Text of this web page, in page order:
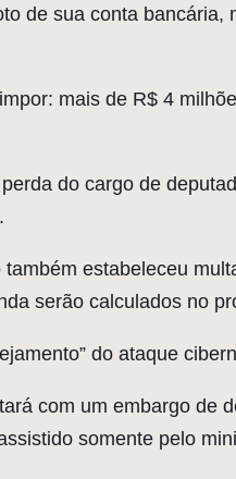
de sua conta
mais de R$ 4
do cargo de
estabeleceu
serão calculados no
do ataque
com um embargo de
somente pelo